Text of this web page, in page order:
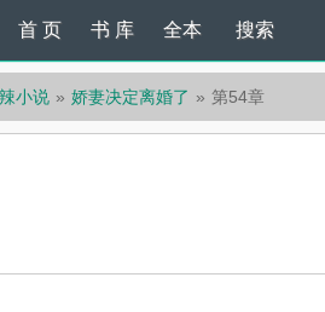
首 页 书 库 全本 搜索
小说 娇妻决定离婚了 第54章